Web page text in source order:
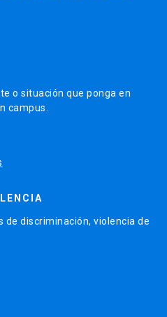
o situación que ponga en
campus.
de discriminación, violencia de